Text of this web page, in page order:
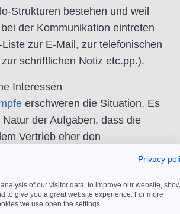
Strukturen bestehen und weil
der Kommunikation eintreten
zur E-Mail, zur telefonischen
schriftlichen Notiz etc.pp.).
Interessen
erschweren die Situation. Es
Natur der Aufgaben, dass die
Vertrieb eher den
eintreiben
vor allem der schnellen
interessiert.
Privacy
of our visitor data, to improve our website,
to give you a great website experience. For more
we use open the settings.